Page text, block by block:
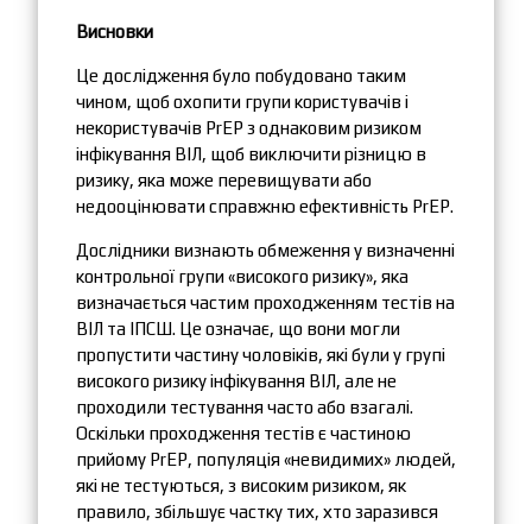
Висновки
Це дослідження було побудовано таким
чином, щоб охопити групи користувачів і
некористувачів PrEP з однаковим ризиком
інфікування ВІЛ, щоб виключити різницю в
ризику, яка може перевищувати або
недооцінювати справжню ефективність PrEP.
Дослідники визнають обмеження у визначенні
контрольної групи «високого ризику», яка
визначається частим проходженням тестів на
ВІЛ та ІПСШ. Це означає, що вони могли
пропустити частину чоловіків, які були у групі
високого ризику інфікування ВІЛ, але не
проходили тестування часто або взагалі.
Оскільки проходження тестів є частиною
прийому PrEP, популяція «невидимих» людей,
які не тестуються, з високим ризиком, як
правило, збільшує частку тих, хто заразився